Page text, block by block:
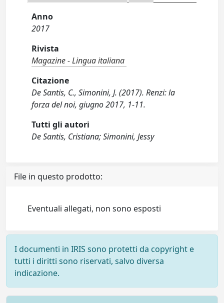
Anno
2017
Rivista
Magazine - Lingua italiana
Citazione
De Santis, C., Simonini, J. (2017). Renzi: la
forza del noi, giugno 2017, 1-11.
Tutti gli autori
De Santis, Cristiana; Simonini, Jessy
File in questo prodotto:
Eventuali allegati, non sono esposti
I documenti in IRIS sono protetti da copyright e
tutti i diritti sono riservati, salvo diversa
indicazione.